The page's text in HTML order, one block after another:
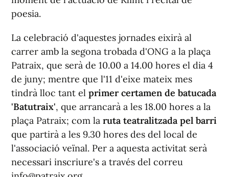
poesia.
La celebració d'aquestes jornades eixirà al
carrer amb la segona trobada d'ONG a la plaça
Patraix, que serà de 10.00 a 14.00 hores el dia 4
de juny; mentre que l'11 d'eixe mateix mes
tindrà lloc tant el primer certamen de batucada
'Batutraix', que arrancarà a les 18.00 hores a la
plaça Patraix; com la ruta teatralitzada pel barri
que partirà a les 9.30 hores des del local de
l'associació veïnal. Per a aquesta activitat serà
necessari inscriure's a través del correu